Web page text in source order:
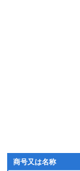
商号又は名称